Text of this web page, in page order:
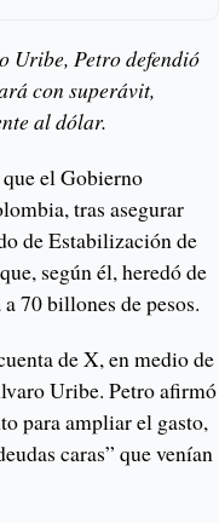
Uribe, Petro defendió
con superávit,
al dólar.
el Gobierno
tras asegurar
de Estabilización de
según él, heredó de
70 billones de pesos.
de X, en medio de
Uribe. Petro afirmó
para ampliar el gasto,
caras” que venían